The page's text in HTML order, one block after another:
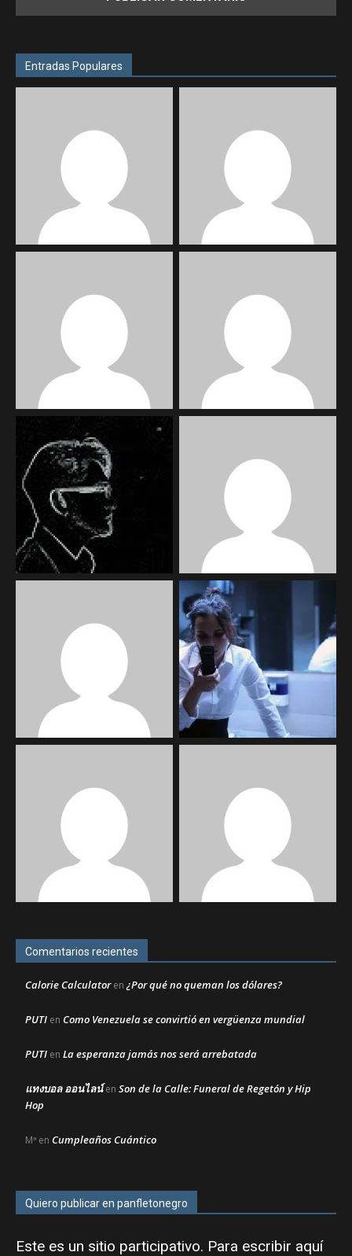
Entradas Populares
Comentarios recientes
Calorie Calculatoren¿Por qué no queman los dólares?
PUTI en Como Venezuela se convirtió en vergüenza mundial
PUTI en La esperanza jamás nos será arrebatada
แทงบอล ออนไลน์en Son de la Calle: Funeral de Regetón y Hip
Hop
Mª en Cumpleaños Cuántico
Quiero publicar en panfletonegro
Este es un sitio participativo. Para escribir aquí